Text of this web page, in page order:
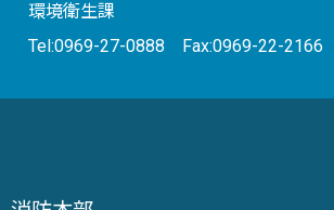
環境衛生課
Tel:0969-27-0888 Fax:0969-22-2166